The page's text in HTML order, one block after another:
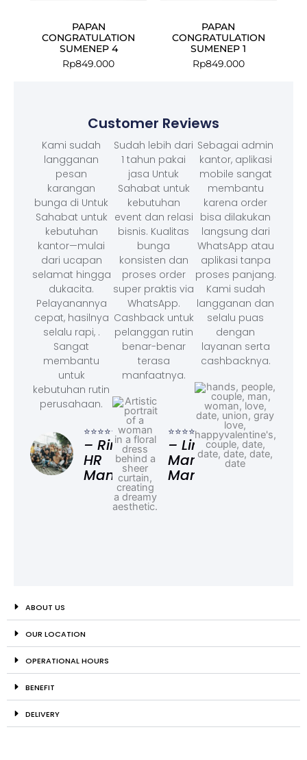
PAPAN
CONGRATULATION
SUMENEP 4
Rp849.000
PAPAN
CONGRATULATION
SUMENEP 1
Rp849.000
Customer Reviews
Kami sudah
langganan
pesan
karangan
bunga di Untuk
Sahabat untuk
kebutuhan
kantor—mulai
dari ucapan
selamat hingga
dukacita.
Pelayanannya
cepat, hasilnya
selalu rapi, .
Sangat
membantu
untuk
kebutuhan rutin
perusahaan.
⭐⭐⭐⭐⭐
– Rina,
HR
Manager
Sudah lebih dari
1 tahun pakai
jasa Untuk
Sahabat untuk
kebutuhan
event dan relasi
bisnis. Kualitas
bunga
konsisten dan
proses order
super praktis via
WhatsApp.
Cashback untuk
pelanggan rutin
benar-benar
terasa
manfaatnya.
⭐⭐⭐⭐⭐
– Linda,
Marketing
Manager
Sebagai admin
kantor, aplikasi
mobile sangat
membantu
karena order
bisa dilakukan
langsung dari
WhatsApp atau
aplikasi tanpa
proses panjang.
Kami sudah
langganan dan
selalu puas
dengan
layanan serta
cashbacknya.
ABOUT US
OUR LOCATION
OPERATIONAL HOURS
BENEFIT
DELIVERY